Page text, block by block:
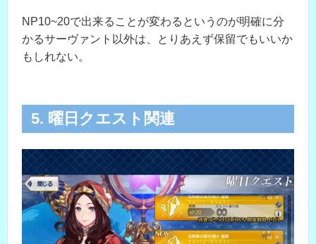
NP10~20で出来ることが変わるというのが明確に分
かるサーヴァント以外は、とりあえず保留でもいいか
もしれない。
5. 曜日クエスト関連